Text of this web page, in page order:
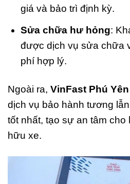
giá và bảo trì định kỳ.
Sửa chữa hư hỏng:
được dịch vụ sửa chữa
phí hợp lý.
Ngoài ra, VinFast Phú Yên
dịch vụ bảo hành tương
tốt nhất, tạo sự an tâm
hữu xe.